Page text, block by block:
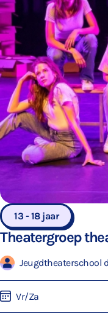
13 - 18 jaar
Theatergroep
Vr/Za